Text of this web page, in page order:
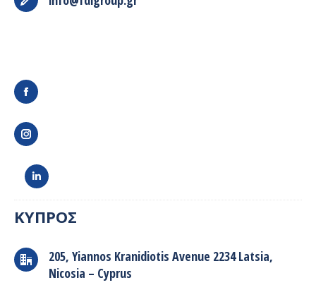
ΚΥΠΡΟΣ
205, Yiannos Kranidiotis Avenue 2234 Latsia,
Nicosia – Cyprus